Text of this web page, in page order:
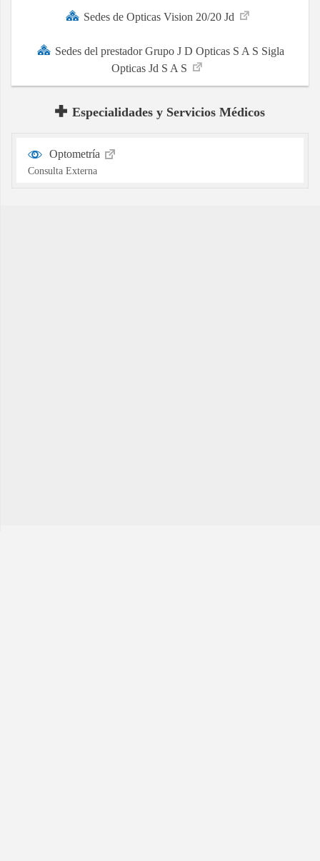
Sedes de Opticas Vision 20/20 Jd
Sedes del prestador Grupo J D Opticas S A S Sigla
Opticas Jd S A S
Especialidades y Servicios Médicos
Optometría
Consulta Externa